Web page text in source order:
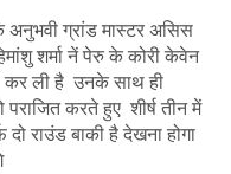
ग्रांड मास्टर असिस
शर्मा नें पेरु के कोरी केवेन
कर ली है उनके साथ ही
करते हुए शीर्ष तीन में
राउंड बाकी है देखना होगा